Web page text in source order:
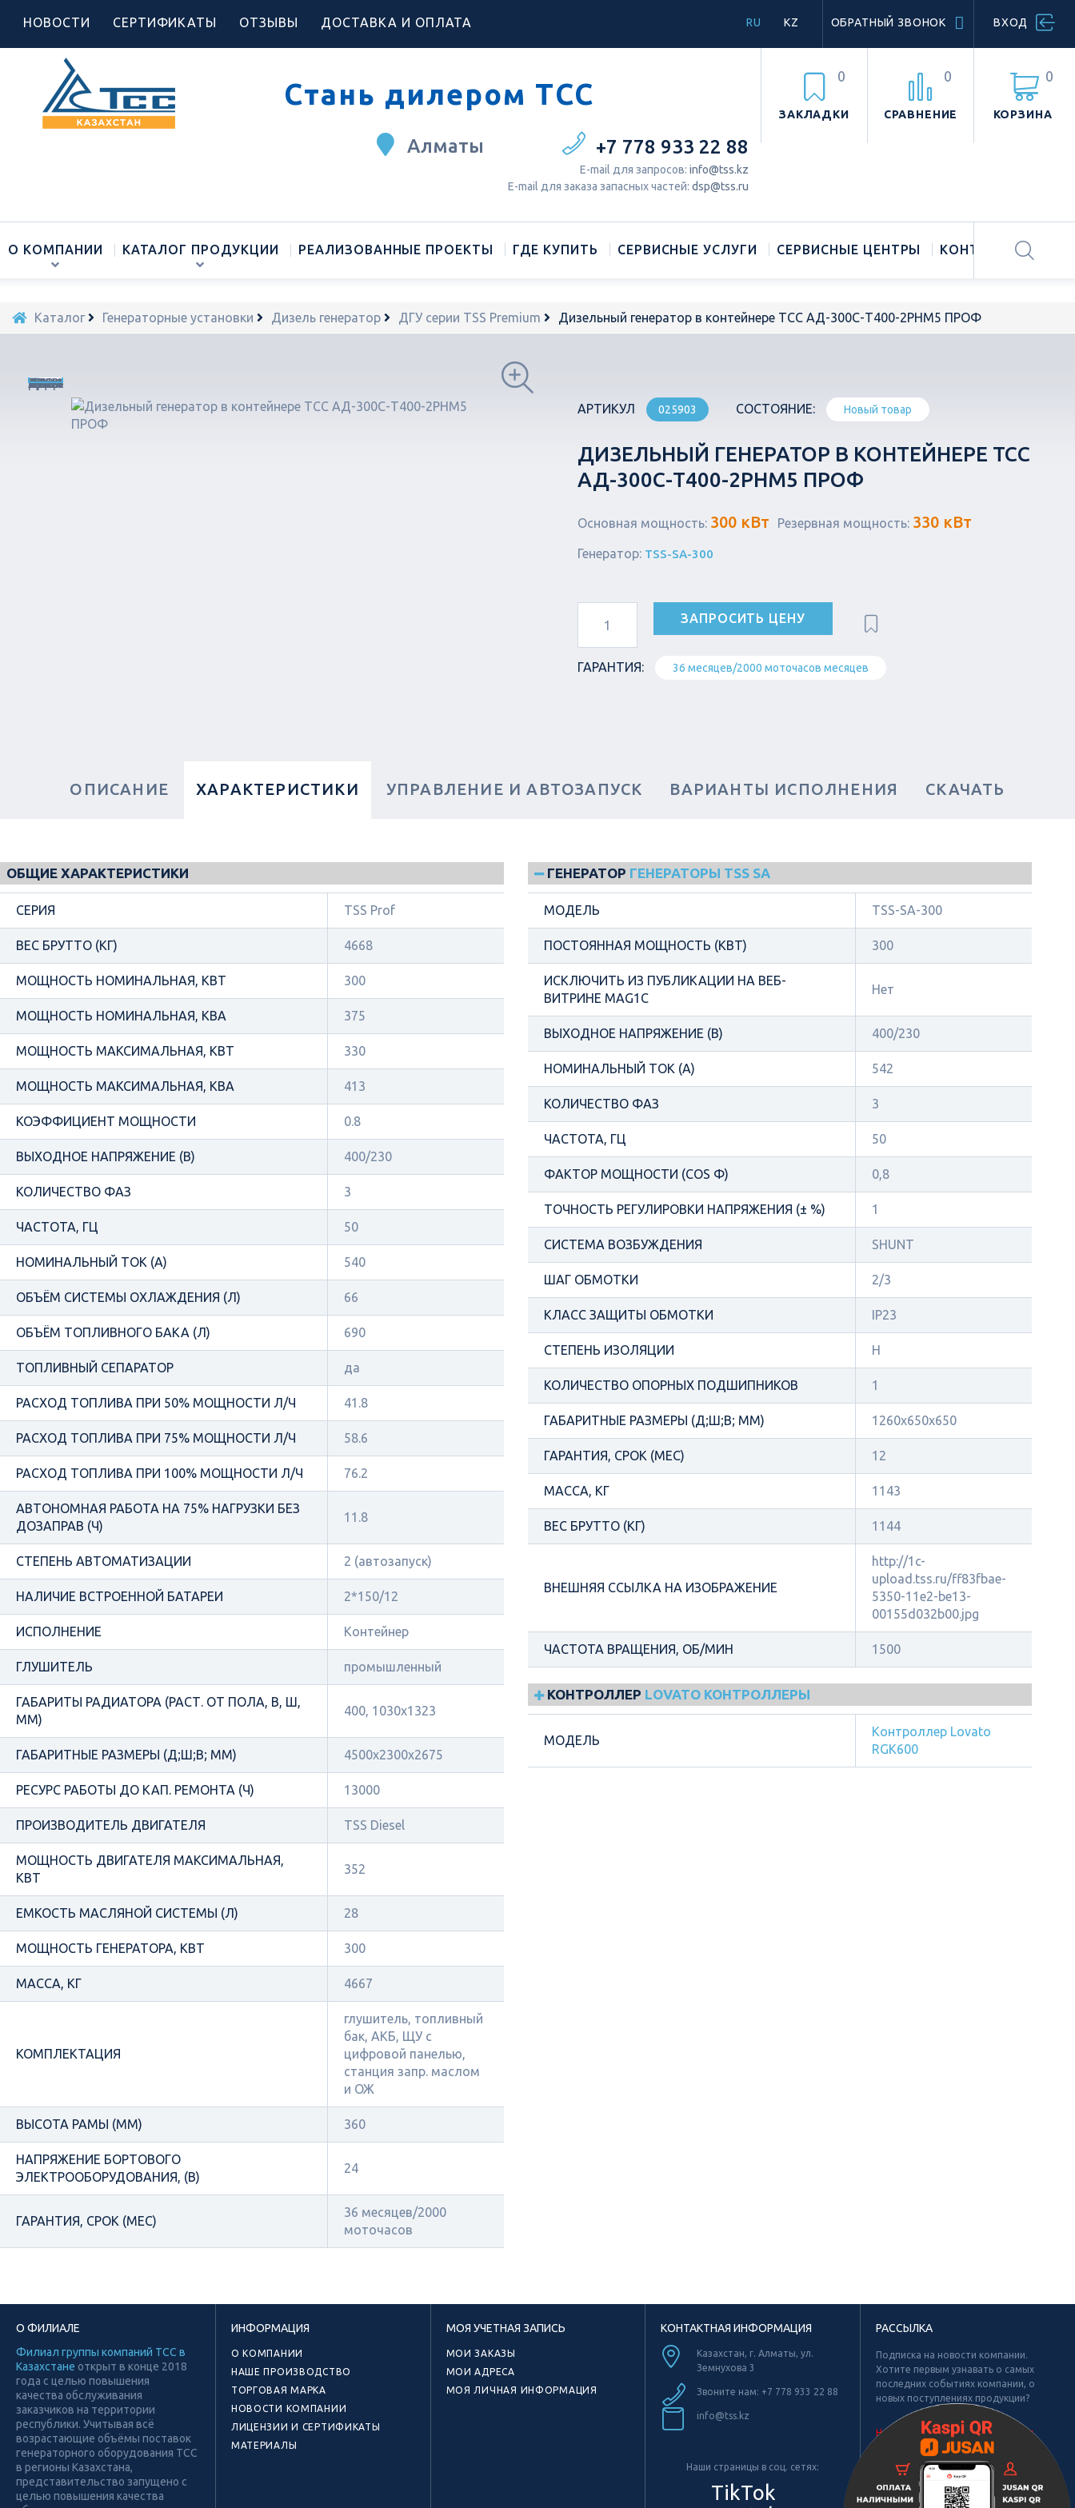
НОВОСТИ СЕРТИФИКАТЫ ОТЗЫВЫ ДОСТАВКА И ОПЛАТА ВХОД
ОБРАТНЫЙ ЗВОНОК
RU KZ
Стань дилером ТСС
КОРЗИНА
0
ЗАКЛАДКИ
0
СРАВНЕНИЕ
0
+7 778 933 22 88
Е-mail для запросов: info@tss.kz
Е-mail для заказа запасных частей: dsp@tss.ru
Алматы
О КОМПАНИИ КАТАЛОГ ПРОДУКЦИИ РЕАЛИЗОВАННЫЕ ПРОЕКТЫ ГДЕ КУПИТЬ СЕРВИСНЫЕ УСЛУГИ СЕРВИСНЫЕ ЦЕНТРЫ КОНТАКТЫ
Каталог Генераторные установки Дизель генератор ДГУ серии TSS Premium Дизельный генератор в контейнере ТСС АД-300С-Т400-2РНМ5 ПРОФ
АРТИКУЛ 025903 СОСТОЯНИЕ: Новый товар
ДИЗЕЛЬНЫЙ ГЕНЕРАТОР В КОНТЕЙНЕРЕ ТСС
АД-300С-Т400-2РНМ5 ПРОФ
Основная мощность: 300 кВт Резервная мощность: 330 кВт
Генератор: TSS-SA-300
ЗАПРОСИТЬ ЦЕНУ
ГАРАНТИЯ: 36 месяцев/2000 моточасов месяцев
ОПИСАНИЕ ХАРАКТЕРИСТИКИ УПРАВЛЕНИЕ И АВТОЗАПУСК ВАРИАНТЫ ИСПОЛНЕНИЯ СКАЧАТЬ
ОБЩИЕ ХАРАКТЕРИСТИКИ
СЕРИЯ TSS Prof
ВЕС БРУТТО (КГ) 4668
МОЩНОСТЬ НОМИНАЛЬНАЯ, КВТ 300
МОЩНОСТЬ НОМИНАЛЬНАЯ, КВА 375
МОЩНОСТЬ МАКСИМАЛЬНАЯ, КВТ 330
МОЩНОСТЬ МАКСИМАЛЬНАЯ, КВА 413
КОЭФФИЦИЕНТ МОЩНОСТИ 0.8
ВЫХОДНОЕ НАПРЯЖЕНИЕ (В) 400/230
КОЛИЧЕСТВО ФАЗ 3
ЧАСТОТА, ГЦ 50
НОМИНАЛЬНЫЙ ТОК (А) 540
ОБЪЁМ СИСТЕМЫ ОХЛАЖДЕНИЯ (Л) 66
ОБЪЁМ ТОПЛИВНОГО БАКА (Л) 690
ТОПЛИВНЫЙ СЕПАРАТОР да
РАСХОД ТОПЛИВА ПРИ 50% МОЩНОСТИ Л/Ч 41.8
РАСХОД ТОПЛИВА ПРИ 75% МОЩНОСТИ Л/Ч 58.6
РАСХОД ТОПЛИВА ПРИ 100% МОЩНОСТИ Л/Ч 76.2
АВТОНОМНАЯ РАБОТА НА 75% НАГРУЗКИ БЕЗ
ДОЗАПРАВ (Ч)
11.8
СТЕПЕНЬ АВТОМАТИЗАЦИИ 2 (автозапуск)
НАЛИЧИЕ ВСТРОЕННОЙ БАТАРЕИ 2*150/12
ИСПОЛНЕНИЕ Контейнер
ГЛУШИТЕЛЬ промышленный
ГАБАРИТЫ РАДИАТОРА (РАСТ. ОТ ПОЛА, В, Ш,
ММ)
400, 1030х1323
ГАБАРИТНЫЕ РАЗМЕРЫ (Д;Ш;В; ММ) 4500x2300x2675
РЕСУРС РАБОТЫ ДО КАП. РЕМОНТА (Ч) 13000
ПРОИЗВОДИТЕЛЬ ДВИГАТЕЛЯ TSS Diesel
МОЩНОСТЬ ДВИГАТЕЛЯ МАКСИМАЛЬНАЯ,
КВТ
352
ЕМКОСТЬ МАСЛЯНОЙ СИСТЕМЫ (Л) 28
МОЩНОСТЬ ГЕНЕРАТОРА, КВТ 300
МАССА, КГ 4667
КОМПЛЕКТАЦИЯ
глушитель, топливный
бак, АКБ, ЩУ с
цифровой панелью,
станция запр. маслом
и ОЖ
ВЫСОТА РАМЫ (ММ) 360
НАПРЯЖЕНИЕ БОРТОВОГО
ЭЛЕКТРООБОРУДОВАНИЯ, (В)
24
ГАРАНТИЯ, СРОК (МЕС)
36 месяцев/2000
моточасов
ГЕНЕРАТОР ГЕНЕРАТОРЫ TSS SA
МОДЕЛЬ TSS-SA-300
ПОСТОЯННАЯ МОЩНОСТЬ (КВТ) 300
ИСКЛЮЧИТЬ ИЗ ПУБЛИКАЦИИ НА ВЕБ-
ВИТРИНЕ MAG1C
Нет
ВЫХОДНОЕ НАПРЯЖЕНИЕ (В) 400/230
НОМИНАЛЬНЫЙ ТОК (А) 542
КОЛИЧЕСТВО ФАЗ 3
ЧАСТОТА, ГЦ 50
ФАКТОР МОЩНОСТИ (COS Φ) 0,8
ТОЧНОСТЬ РЕГУЛИРОВКИ НАПРЯЖЕНИЯ (± %) 1
СИСТЕМА ВОЗБУЖДЕНИЯ SHUNT
ШАГ ОБМОТКИ 2/3
КЛАСС ЗАЩИТЫ ОБМОТКИ IP23
СТЕПЕНЬ ИЗОЛЯЦИИ Н
КОЛИЧЕСТВО ОПОРНЫХ ПОДШИПНИКОВ 1
ГАБАРИТНЫЕ РАЗМЕРЫ (Д;Ш;В; ММ) 1260x650x650
ГАРАНТИЯ, СРОК (МЕС) 12
МАССА, КГ 1143
ВЕС БРУТТО (КГ) 1144
ВНЕШНЯЯ ССЫЛКА НА ИЗОБРАЖЕНИЕ
http://1c-
upload.tss.ru/ff83fbae-
5350-11e2-be13-
00155d032b00.jpg
ЧАСТОТА ВРАЩЕНИЯ, ОБ/МИН 1500
КОНТРОЛЛЕР LOVATO КОНТРОЛЛЕРЫ
МОДЕЛЬ
Контроллер Lovato
RGK600
О ФИЛИАЛЕ
Филиал группы компаний ТСС в
Казахстане открыт в конце 2018
года с целью повышения
качества обслуживания
заказчиков на территории
республики. Учитывая всё
возрастающие объёмы поставок
генераторного оборудования ТСС
в регионы Казахстана,
представительство запущено с
целью повышения качества
ИНФОРМАЦИЯ
О КОМПАНИИ
НАШЕ ПРОИЗВОДСТВО
ТОРГОВАЯ МАРКА
НОВОСТИ КОМПАНИИ
ЛИЦЕНЗИИ И СЕРТИФИКАТЫ
МАТЕРИАЛЫ
МОЯ УЧЕТНАЯ ЗАПИСЬ
МОИ ЗАКАЗЫ
МОИ АДРЕСА
МОЯ ЛИЧНАЯ ИНФОРМАЦИЯ
КОНТАКТНАЯ ИНФОРМАЦИЯ
Казахстан, г. Алматы, ул.
Земнухова 3
Звоните нам: +7 778 933 22 88
info@tss.kz
Наши страницы в соц. сетях:
TikTok
РАССЫЛКА
Подписка на новости компании.
Хотите первым узнавать о самых
последних событиях компании, о
новых поступлениях продукции?
Не найдено рубрик для подписки.